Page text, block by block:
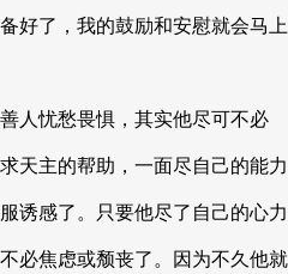
好了，我的鼓励和安慰就会马
人忧愁畏惧，其实他尽可不必
天主的帮助，一面尽自己的能
诱感了。只要他尽了自己的心力
必焦虑或颓丧了。因为不久他